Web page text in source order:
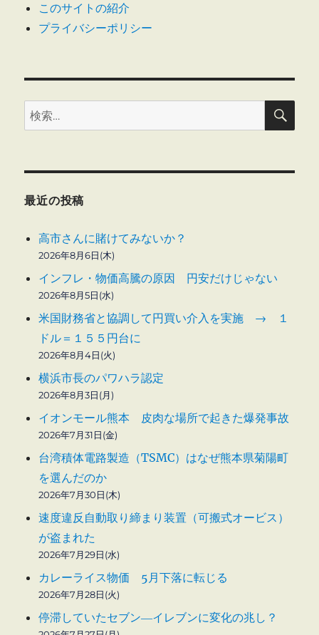
ン
に
このサイトの紹介
プライバシーポリシー
検
索:
検
最近の投稿
高市さんに賭けてみないか？
2026年8月6日(木)
インフレ・物価高騰の原因 円安だけじゃない
2026年8月5日(水)
米国財務省と協調して円買い介入を実施 → １
ドル＝１５５円台に
2026年8月4日(火)
横浜市長のパワハラ認定
2026年8月3日(月)
イオンモール熊本 皮肉な場所で起きた爆発事故
2026年7月31日(金)
台湾積体電路製造（TSMC）はなぜ熊本県菊陽町
を選んだのか
2026年7月30日(木)
速度違反自動取り締まり装置（可搬式オービス）
が盗まれた
2026年7月29日(水)
カレーライス物価 5月下落に転じる
2026年7月28日(火)
停滞していたセブン―イレブンに変化の兆し？